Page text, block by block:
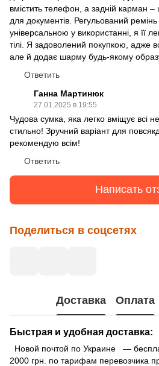
вмістить телефон, а задній карман –
для документів. Регульований
універсальною у використанні, я її
тілі. Я задоволений покупкою, адже
але й додає шарму будь-якому
Ответить
Ганна Мартинюк
27.01.2025 в 19:55
Чудова сумка, яка легко вміщує всі
стильно! Зручний варіант для
рекомендую всім!
Ответить
Написать
Поделиться в соцсетях
Доставка Оплата
Быстрая и удобная доставка:
Новой почтой по Украине —
2000 грн. по тарифам перевозчика